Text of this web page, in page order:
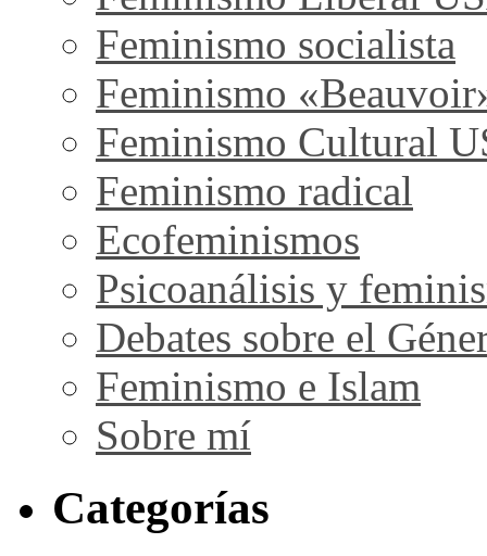
Feminismo socialista
Feminismo
Feminismo Cultural
Feminismo radical
Ecofeminismos
Psicoanálisis y
Debates sobre el
Feminismo e Islam
Sobre mí
Categorías